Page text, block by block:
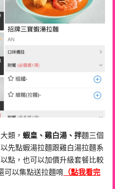
類， 蝦皇、雞白湯、拌麵三個
先點蝦湯拉麵跟雞白湯拉麵系
點，也可以加價升級套餐比較
可以集點送拉麵唷 （點我看完